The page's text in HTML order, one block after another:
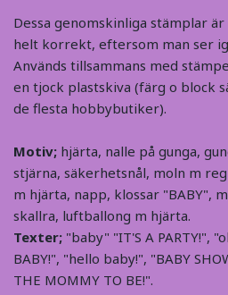
Dessa genomskinliga stämplar
helt korrekt, eftersom man ser
Används tillsammans med
en tjock plastskiva (färg o block
de flesta hobbybutiker).
Motiv; hjärta, nalle på gunga,
stjärna, säkerhetsnål, moln m
m hjärta, napp, klossar "BABY",
skallra, luftballong m hjärta.
Texter; "baby" "IT'S A PARTY!",
BABY!", "hello baby!", "BABY
THE MOMMY TO BE!".